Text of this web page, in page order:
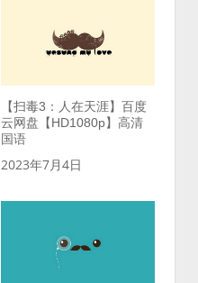
【扫毒3：人在天涯】百度
云网盘【HD1080p】高清
国语
2023年7月4日